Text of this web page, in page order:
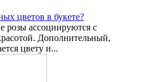
цветов в букете?
розы ассоциируются с
Дополнительный,
цвету и...